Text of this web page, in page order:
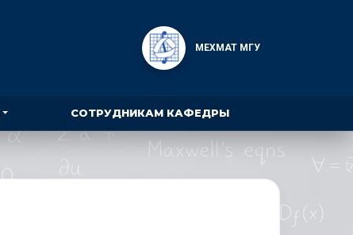
МЕХМАТ МГУ
СОТРУДНИКАМ КАФЕДРЫ